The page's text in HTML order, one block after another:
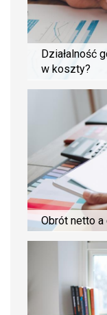
Działalność
w koszty?
Obrót netto